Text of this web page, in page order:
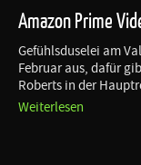
Amazon Prime
Gefühlsduselei am
Februar aus, dafür
Roberts in der
Weiterlesen